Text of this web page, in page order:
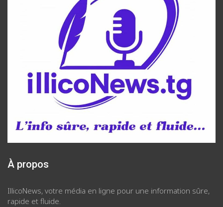
À propos
IllicoNews, votre média en ligne pour une information sûre,
rapide et fluide.